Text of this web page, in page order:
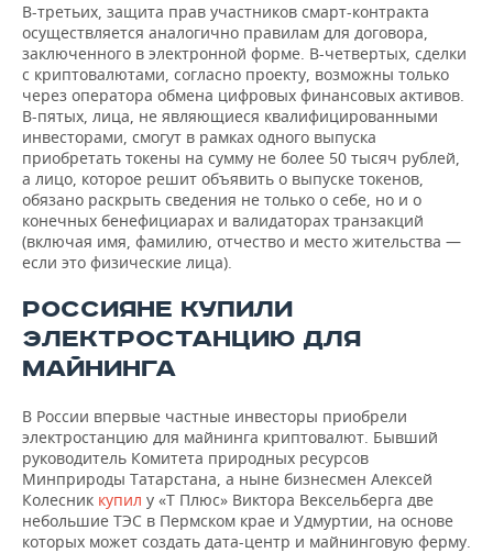
В-третьих, защита прав участников смарт-контракта
осуществляется аналогично правилам для договора,
заключенного в электронной форме. В-четвертых, сделки
с криптовалютами, согласно проекту, возможны только
через оператора обмена цифровых финансовых активов.
В-пятых, лица, не являющиеся квалифицированными
инвесторами, смогут в рамках одного выпуска
приобретать токены на сумму не более 50 тысяч рублей,
а лицо, которое решит объявить о выпуске токенов,
обязано раскрыть сведения не только о себе, но и о
конечных бенефициарах и валидаторах транзакций
(включая имя, фамилию, отчество и место жительства —
если это физические лица).
РОССИЯНЕ КУПИЛИ
ЭЛЕКТРОСТАНЦИЮ ДЛЯ
МАЙНИНГА
В России впервые частные инвесторы приобрели
электростанцию для майнинга криптовалют. Бывший
руководитель Комитета природных ресурсов
Минприроды Татарстана, а ныне бизнесмен Алексей
Колесник купил у «Т Плюс» Виктора Вексельберга две
небольшие ТЭС в Пермском крае и Удмуртии, на основе
которых может создать дата-центр и майнинговую ферму.